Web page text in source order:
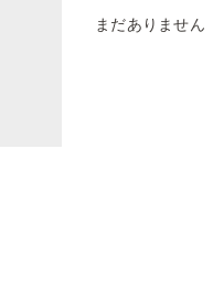
まだありません